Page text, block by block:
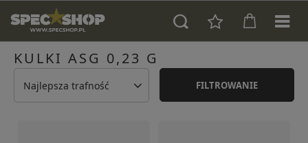
KULKI ASG 0,23 G
Najlepsza trafność FILTROWANIE